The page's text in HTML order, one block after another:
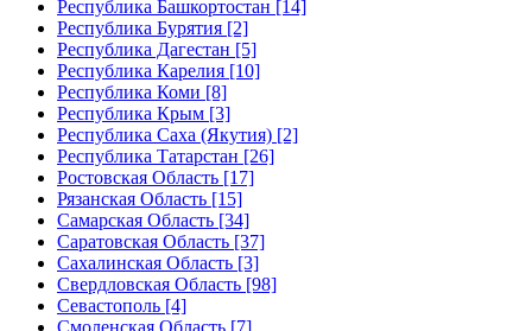
Республика Башкортостан [14]
Республика Бурятия [2]
Республика Дагестан [5]
Республика Карелия [10]
Республика Коми [8]
Республика Крым [3]
Республика Саха (Якутия) [2]
Республика Татарстан [26]
Ростовская Область [17]
Рязанская Область [15]
Самарская Область [34]
Саратовская Область [37]
Сахалинская Область [3]
Свердловская Область [98]
Севастополь [4]
Смоленская Область [7]